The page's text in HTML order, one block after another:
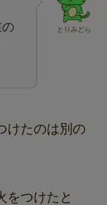
とりみどら
けたのは別の
をつけたと